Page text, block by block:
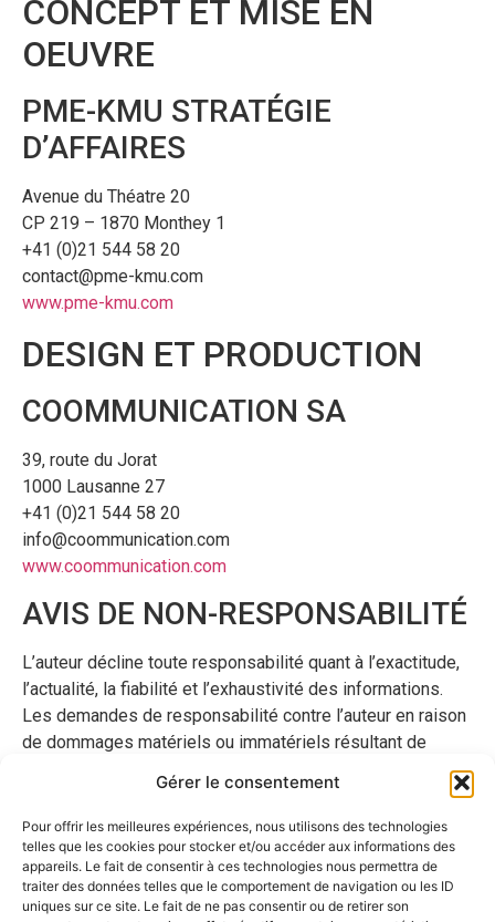
Gérer le consentement
Pour offrir les meilleures expériences, nous utilisons des technologies
telles que les cookies pour stocker et/ou accéder aux informations des
appareils. Le fait de consentir à ces technologies nous permettra de
traiter des données telles que le comportement de navigation ou les ID
uniques sur ce site. Le fait de ne pas consentir ou de retirer son
CONCEPT ET MISE EN
OEUVRE
PME-KMU STRATÉGIE
D’AFFAIRES
Avenue du Théatre 20
CP 219 – 1870 Monthey 1
+41 (0)21 544 58 20
contact@pme-kmu.com
www.pme-kmu.com
DESIGN ET PRODUCTION
COOMMUNICATION SA
39, route du Jorat
1000 Lausanne 27
+41 (0)21 544 58 20
info@coommunication.com
www.coommunication.com
AVIS DE NON-RESPONSABILITÉ
L’auteur décline toute responsabilité quant à l’exactitude,
l’actualité, la fiabilité et l’exhaustivité des informations.
Les demandes de responsabilité contre l’auteur en raison
de dommages matériels ou immatériels résultant de
informations publiées, d’une mauvaise utilisation de la
connexion ou de défauts techniques sont exclues. Toutes
les offres sont sans engagement. L’auteur se réserve
expressément le droit de modifier, compléter ou
supprimer des parties des pages ou l’ensemble de l’offre,